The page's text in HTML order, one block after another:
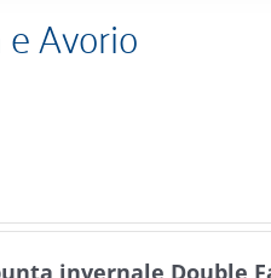
Avorio
invernale Double